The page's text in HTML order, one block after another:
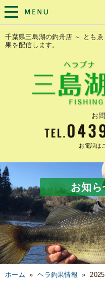
千葉県三島湖の釣舟店 ～ とも
果を配信します。
お
お電話は
お知
ホーム »ヘラ釣果情報 »